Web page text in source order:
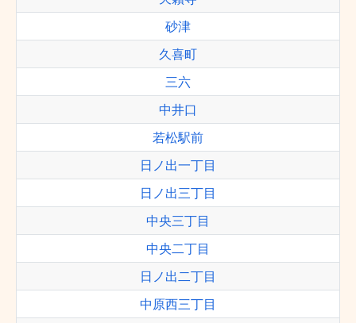
砂津
久喜町
三六
中井口
若松駅前
日ノ出一丁目
日ノ出三丁目
中央三丁目
中央二丁目
日ノ出二丁目
中原西三丁目